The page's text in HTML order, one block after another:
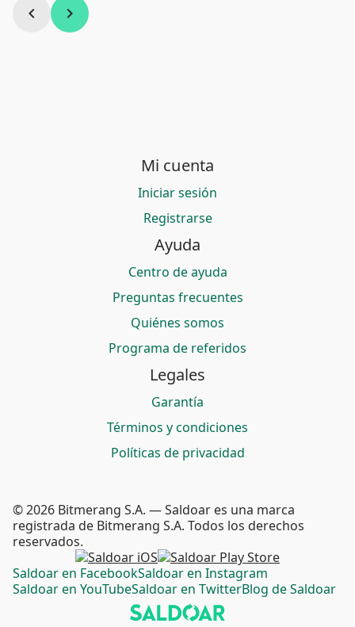
chevron_left chevron_right
Mi cuenta
Iniciar sesión
Registrarse
Ayuda
Centro de ayuda
Preguntas frecuentes
Quiénes somos
Programa de referidos
Legales
Garantía
Términos y condiciones
Políticas de privacidad
Saldoar en FacebookSaldoar en Instagram
Saldoar en YouTubeSaldoar en TwitterBlog de Saldoar
© 2026 Bitmerang S.A. — Saldoar es una marca
registrada de Bitmerang S.A. Todos los derechos
reservados.